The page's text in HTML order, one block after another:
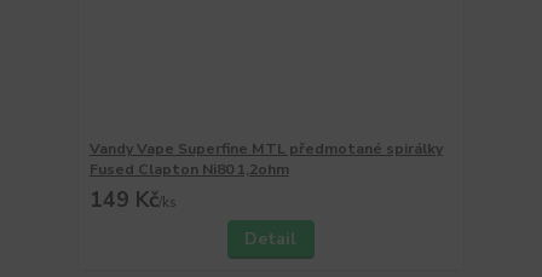
Vandy Vape Superfine MTL předmotané spirálky
Fused Clapton Ni80 1,2ohm
149 Kč/ks
Detail